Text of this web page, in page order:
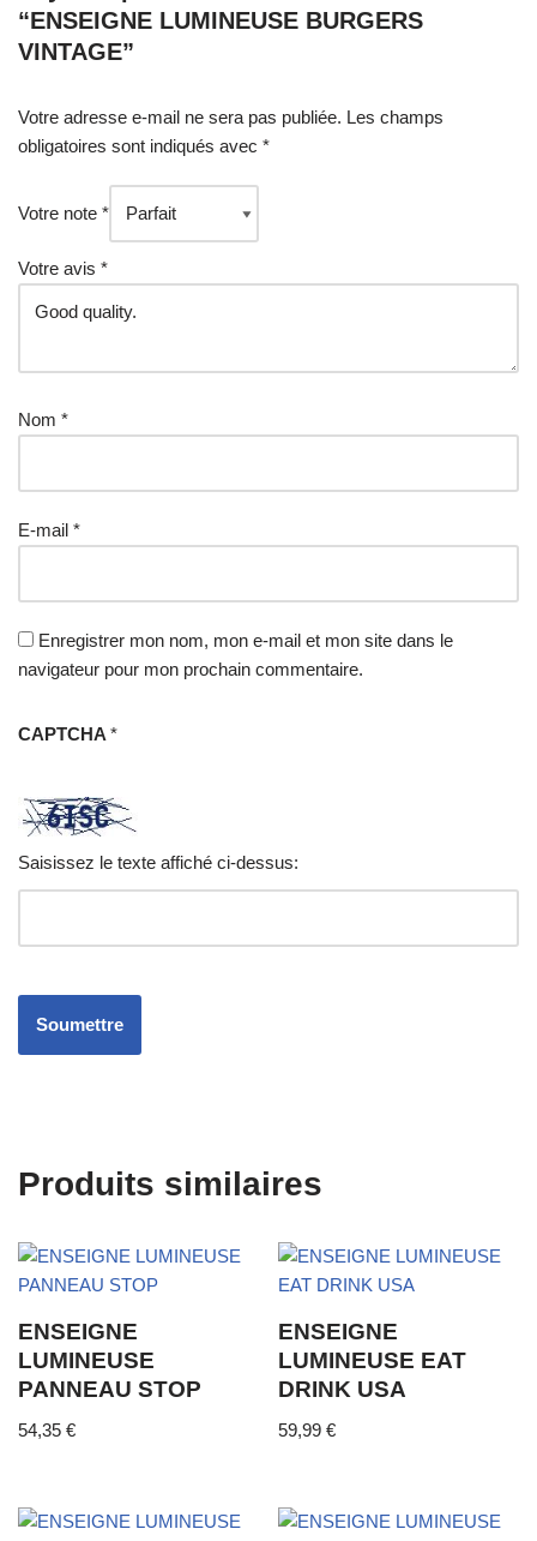
“ENSEIGNE LUMINEUSE BURGERS
VINTAGE”
Votre adresse e-mail ne sera pas publiée. Les champs
obligatoires sont indiqués avec *
Votre note *
Votre avis *
Nom *
E-mail *
Enregistrer mon nom, mon e-mail et mon site dans le
navigateur pour mon prochain commentaire.
CAPTCHA *
Saisissez le texte affiché ci-dessus:
Produits similaires
ENSEIGNE
LUMINEUSE
PANNEAU STOP
54,35 €
ENSEIGNE
LUMINEUSE EAT
DRINK USA
59,99€